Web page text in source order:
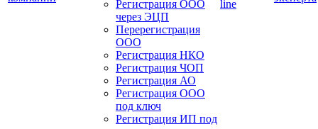
Регистрация ООО
через ЭЦП
Перерегистрация
ООО
Регистрация НКО
Регистрация ЧОП
Регистрация АО
Регистрация ООО
под ключ
Регистрация ИП под
line